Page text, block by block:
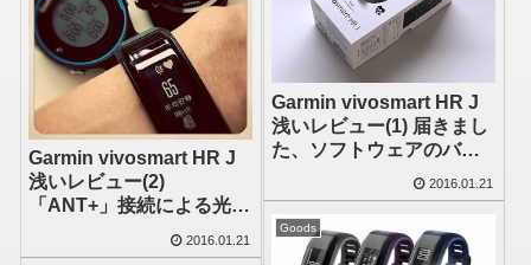
Garmin vivosmart HR J
浅いレビュー(2)
「ANT+」接続による光学
は？
2016.01.21
Garmin vivosmart HR J
浅いレビュー(1) 届きまし
た、ソフトウェアのバー
2016.01.21
Goods